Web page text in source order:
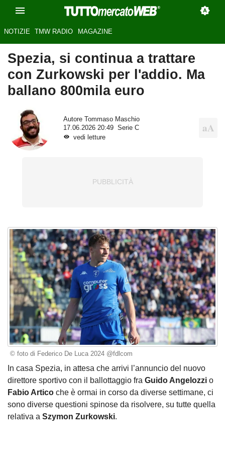
NOTIZIE TMW RADIO MAGAZINE
Spezia, si continua a trattare
con Zurkowski per l'addio. Ma
ballano 800mila euro
Autore
Tommaso Maschio
17.06.2026 20:49
Serie C
vedi letture
© foto di Federico De Luca 2024 @fdlcom
In casa Spezia, in attesa che arrivi l’annuncio del nuovo
direttore sportivo con il ballottaggio fra Guido Angelozzi o
Fabio Artico che è ormai in corso da diverse settimane, ci
sono diverse questioni spinose da risolvere, su tutte quella
relativa a Szymon Zurkowski.